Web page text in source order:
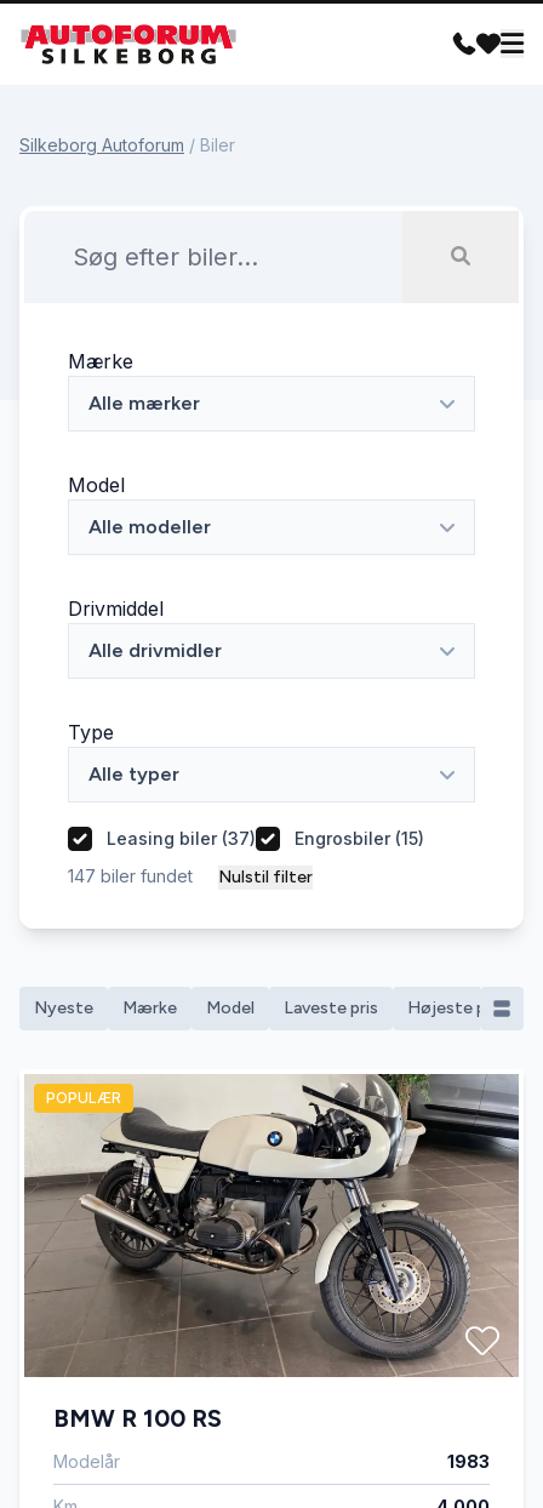
Silkeborg Autoforum / Biler
Mærke
Alle mærker
Model
Alle modeller
Drivmiddel
Alle drivmidler
Type
Alle typer
Leasing biler (37) Engrosbiler (15)
147 biler fundet Nulstil filter
Nyeste Mærke Model Laveste pris Højeste pris
POPULÆR
BMW R 100 RS
Modelår 1983